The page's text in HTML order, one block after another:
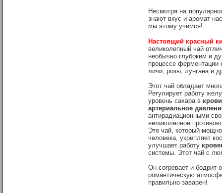
Несмотря на
знают вкус и аромат
мы этому учимся!
Настоящий красный
великолепный чай
необычно глубоким и
процессе ферментации
личи, розы, лунгана и
Этот чай обладает
Регулирует работу
уровень сахара в крови
артериальное
антирадиационными
великолепное
Это чай, который
человека, укрепляет
улучшает работу
системы. Этот чай с
Он согревает и бодрит
романтическую
правильно заварен!